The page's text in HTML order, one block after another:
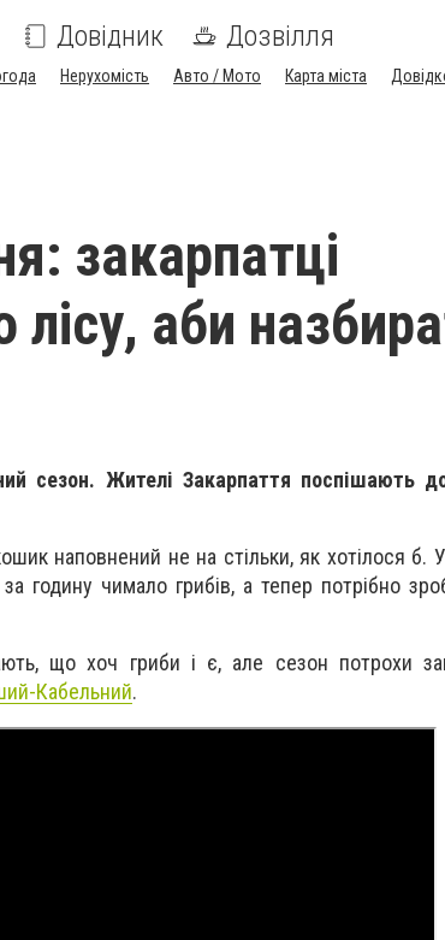
Довідник Дозвілля
Нерухомість Авто / Мото Карта міста
закарпатці
аби
сезон. Жителі Закарпаття поспішають
наповнений не на стільки, як хотілося б.
годину чимало грибів, а тепер потрібно
що хоч гриби і є, але сезон потрохи
Кабельний.